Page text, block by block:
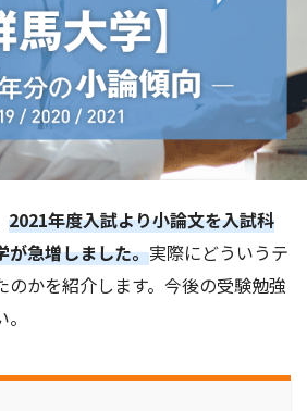
2021年度入試より小論文を入試科
が急増しました。実際にどういうテ
のかを紹介します。今後の受験勉強